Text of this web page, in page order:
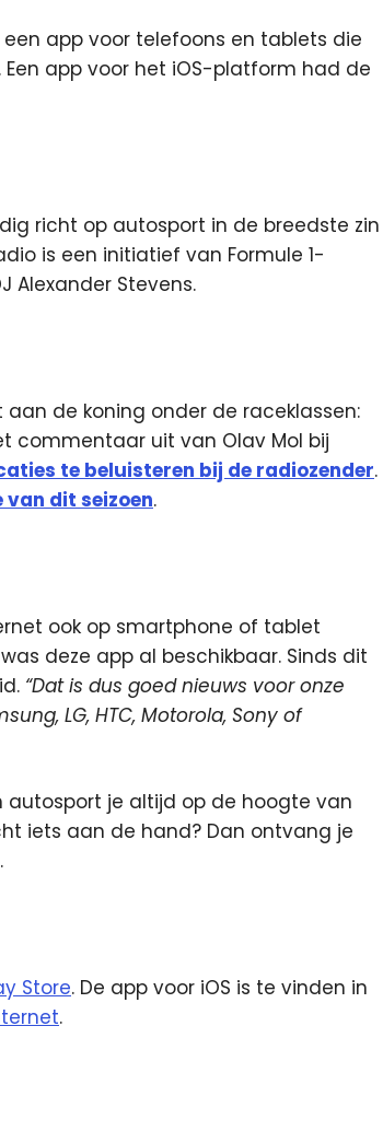
app voor telefoons en tablets die
Een app voor het iOS-platform had de
richt op autosport in de breedste zin
is een initiatief van Formule 1-
Alexander Stevens.
de koning onder de raceklassen:
commentaar uit van Olav Mol bij
te beluisteren bij de radiozender.
van dit seizoen.
ook op smartphone of tablet
deze app al beschikbaar. Sinds dit
“Dat is dus goed nieuws voor onze
LG, HTC, Motorola, Sony of
autosport je altijd op de hoogte van
iets aan de hand? Dan ontvang je
Store. De app voor iOS is te vinden in
.